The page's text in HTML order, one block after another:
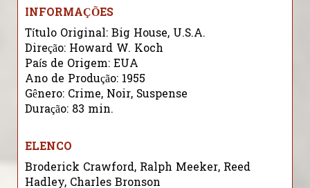
INFORMAÇÕES
Título Original: Big House, U.S.A.
Direção: Howard W. Koch
País de Origem: EUA
Ano de Produção: 1955
Gênero: Crime, Noir, Suspense
Duração: 83 min.
ELENCO
Broderick Crawford, Ralph Meeker, Reed
Hadley, Charles Bronson